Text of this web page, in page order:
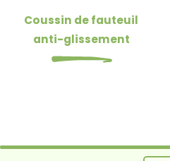
Coussin de fauteuil
anti-glissement